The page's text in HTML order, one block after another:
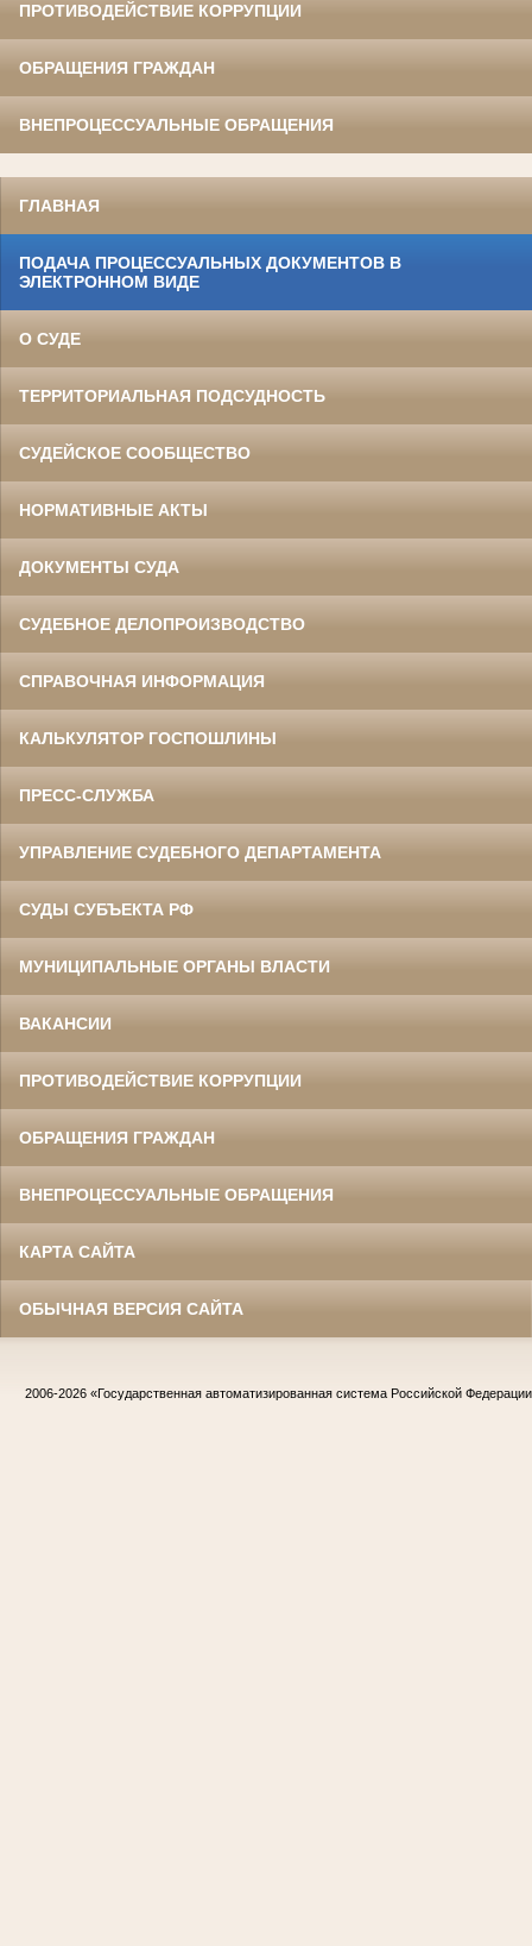
ПРОТИВОДЕЙСТВИЕ КОРРУПЦИИ
ОБРАЩЕНИЯ ГРАЖДАН
ВНЕПРОЦЕССУАЛЬНЫЕ ОБРАЩЕНИЯ
ГЛАВНАЯ
ПОДАЧА ПРОЦЕССУАЛЬНЫХ ДОКУМЕНТОВ В
ЭЛЕКТРОННОМ ВИДЕ
О СУДЕ
ТЕРРИТОРИАЛЬНАЯ ПОДСУДНОСТЬ
СУДЕЙСКОЕ СООБЩЕСТВО
НОРМАТИВНЫЕ АКТЫ
ДОКУМЕНТЫ СУДА
СУДЕБНОЕ ДЕЛОПРОИЗВОДСТВО
СПРАВОЧНАЯ ИНФОРМАЦИЯ
КАЛЬКУЛЯТОР ГОСПОШЛИНЫ
ПРЕСС-СЛУЖБА
УПРАВЛЕНИЕ СУДЕБНОГО ДЕПАРТАМЕНТА
СУДЫ СУБЪЕКТА РФ
МУНИЦИПАЛЬНЫЕ ОРГАНЫ ВЛАСТИ
ВАКАНСИИ
ПРОТИВОДЕЙСТВИЕ КОРРУПЦИИ
ОБРАЩЕНИЯ ГРАЖДАН
ВНЕПРОЦЕССУАЛЬНЫЕ ОБРАЩЕНИЯ
КАРТА САЙТА
ОБЫЧНАЯ ВЕРСИЯ САЙТА
2006-2026 «Государственная автоматизированная система Российской